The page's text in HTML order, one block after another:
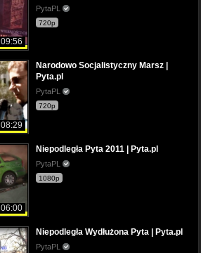
09:56
PytaPL
720p
08:29
Narodowo Socjalistyczny Marsz |
Pyta.pl
PytaPL
720p
06:00
Niepodległa Pyta 2011 | Pyta.pl
PytaPL
1080p
Niepodległa Wydłużona Pyta | Pyta.pl
PytaPL